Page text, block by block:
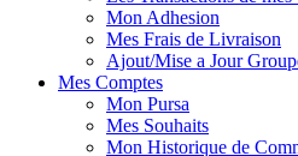
Mon Adhesion
Mes Frais de Livraison
Ajout/Mise a Jour
Mes Comptes
Mon Pursa
Mes Souhaits
Mon Historique de